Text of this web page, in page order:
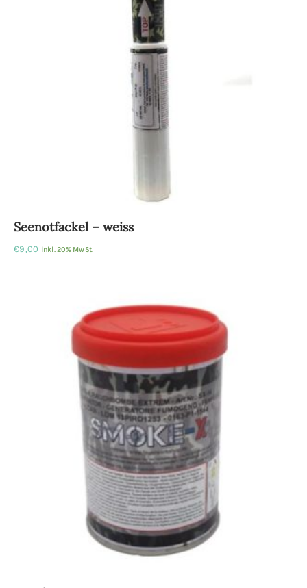
Seenotfackel – weiss
€9,00 inkl. 20% MwSt.